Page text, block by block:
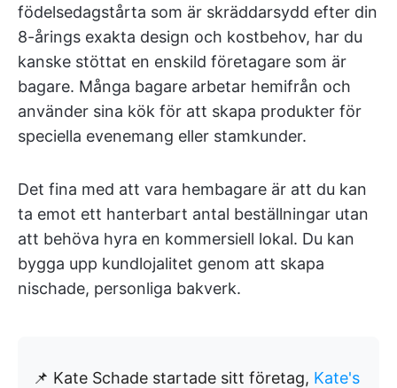
födelsedagstårta som är skräddarsydd efter din
8-årings exakta design och kostbehov, har du
kanske stöttat en enskild företagare som är
bagare. Många bagare arbetar hemifrån och
använder sina kök för att skapa produkter för
speciella evenemang eller stamkunder.
Det fina med att vara hembagare är att du kan
ta emot ett hanterbart antal beställningar utan
att behöva hyra en kommersiell lokal. Du kan
bygga upp kundlojalitet genom att skapa
nischade, personliga bakverk.
📌 Kate Schade startade sitt företag, Kate's